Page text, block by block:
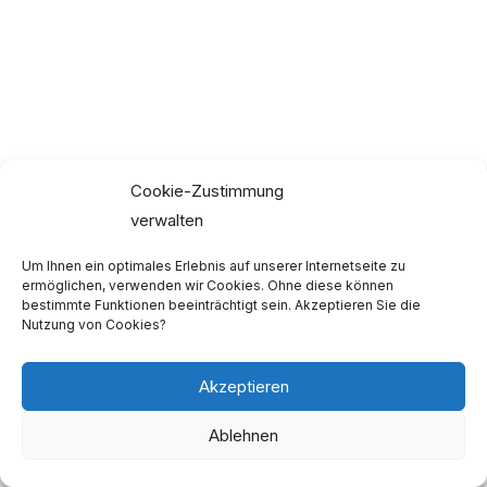
Cookie-Zustimmung
verwalten
Um Ihnen ein optimales Erlebnis auf unserer Internetseite zu
ermöglichen, verwenden wir Cookies. Ohne diese können
bestimmte Funktionen beeinträchtigt sein. Akzeptieren Sie die
Nutzung von Cookies?
Akzeptieren
Ablehnen
Copyright © 2026 Informationsstelle Antikurdischer
Rassismus - IAKR |Impressum|Datenschutzerklärung